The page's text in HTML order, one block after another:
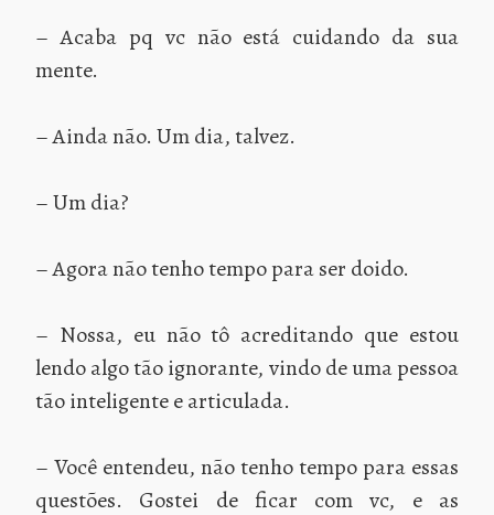
– Acaba pq vc não está cuidando da sua
mente.
– Ainda não. Um dia, talvez.
– Um dia?
– Agora não tenho tempo para ser doido.
– Nossa, eu não tô acreditando que estou
lendo algo tão ignorante, vindo de uma pessoa
tão inteligente e articulada.
– Você entendeu, não tenho tempo para essas
questões. Gostei de ficar com vc, e as